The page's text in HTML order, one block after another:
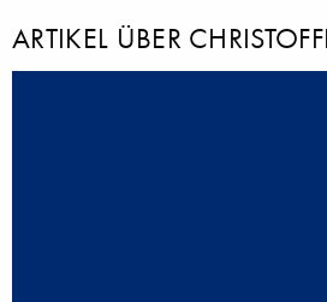
ARTIKEL ÜBER